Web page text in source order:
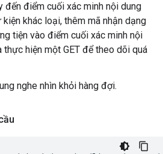
đến điểm cuối xác minh nội dung
kiện khác loại, thêm mã nhận dạng
tiện vào điểm cuối xác minh nội
thực hiện một GET để theo dõi quá
nghe nhìn khỏi hàng đợi.